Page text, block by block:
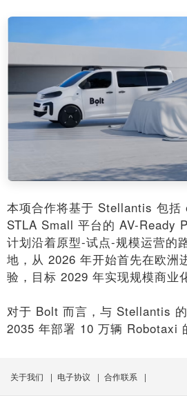
本项合作将基于 Stellantis 包括
STLA Small 平台的 AV-Ready
计划沿着原型-试点-规模运营的
地，从 2026 年开始首先在欧洲
验，目标 2029 年实现规模商业化
对于 Bolt 而言，与 Stellantis
2035 年部署 10 万辆 Robotaxi
关于我们 | 电子协议 | 合作联系 |